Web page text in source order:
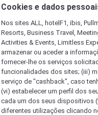
Cookies e dados
Nos sites ALL, hotelF1, ibis,
Resorts, Business Travel,
Activities & Events, Limitless
armazenar ou aceder a
fornecer-lhe os serviços
funcionalidades dos sites; (iii)
serviço de "cashback", caso
(vi) estabelecer um perfil dos
cada um dos seus dispositivos
diferentes utilizações clicando